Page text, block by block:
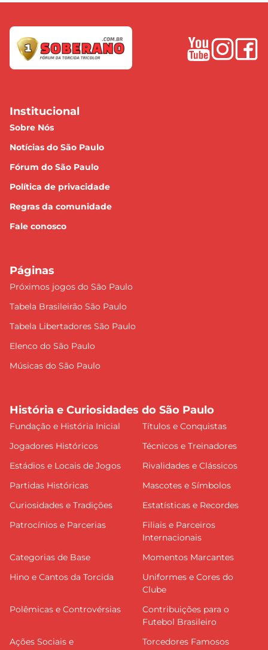
Institucional
Sobre Nós
Notícias do São Paulo
Fórum do São Paulo
Política de privacidade
Regras da comunidade
Fale conosco
Páginas
Próximos jogos do São Paulo
Tabela Brasileirão São Paulo
Tabela Libertadores São Paulo
Elenco do São Paulo
Músicas do São Paulo
História e Curiosidades do São Paulo
Fundação e História Inicial
Títulos e Conquistas
Jogadores Históricos
Técnicos e Treinadores
Estádios e Locais de Jogos
Rivalidades e Clássicos
Partidas Históricas
Mascotes e Símbolos
Curiosidades e Tradições
Estatísticas e Recordes
Patrocínios e Parcerias
Filiais e Parceiros
Internacionais
Categorias de Base
Momentos Marcantes
Hino e Cantos da Torcida
Uniformes e Cores do
Clube
Polêmicas e Controvérsias
Contribuições para o
Futebol Brasileiro
Ações Sociais e
Torcedores Famosos